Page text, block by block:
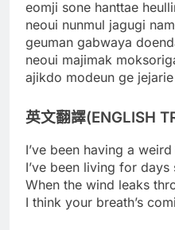
eomji sone hanttae
neoui nunmul jagugi
geuman gabwaya
neoui majimak
ajikdo modeun ge
英文翻譯(ENGLISH
I’ve been having a
I’ve been living for
When the wind leaks
I think your breath’s